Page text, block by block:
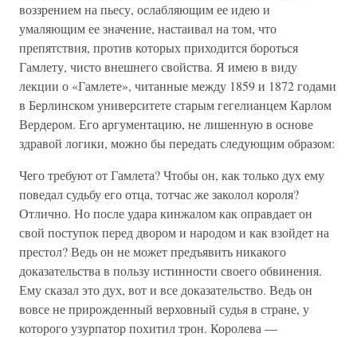
воззрением на пьесу, ослабляющим ее идею и
умаляющим ее значение, настаивал на том, что
препятствия, против которых приходится бороться
Гамлету, чисто внешнего свойства. Я имею в виду
лекции о «Гамлете», читанные между 1859 и 1872 годами
в Берлинском университете старым гегелианцем Карлом
Вердером. Его аргументацию, не лишенную в основе
здравой логики, можно бы передать следующим образом:
Чего требуют от Гамлета? Чтобы он, как только дух ему
поведал судьбу его отца, тотчас же заколол короля?
Отлично. Но после удара кинжалом как оправдает он
свой поступок перед двором и народом и как взойдет на
престол? Ведь он не может предъявить никакого
доказательства в пользу истинности своего обвинения.
Ему сказал это дух, вот и все доказательство. Ведь он
вовсе не прирожденный верховный судья в стране, у
которого узурпатор похитил трон. Королева —